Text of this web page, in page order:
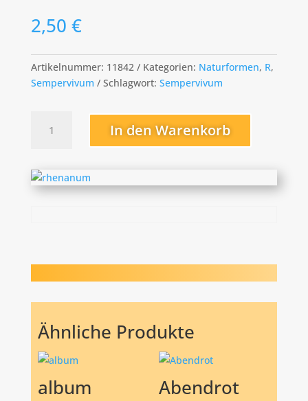
2,50 €
Artikelnummer: 11842 Kategorien: Naturformen, R,
Sempervivum
Schlagwort: Sempervivum
Menge
In den Warenkorb
Ähnliche Produkte
album Abendrot